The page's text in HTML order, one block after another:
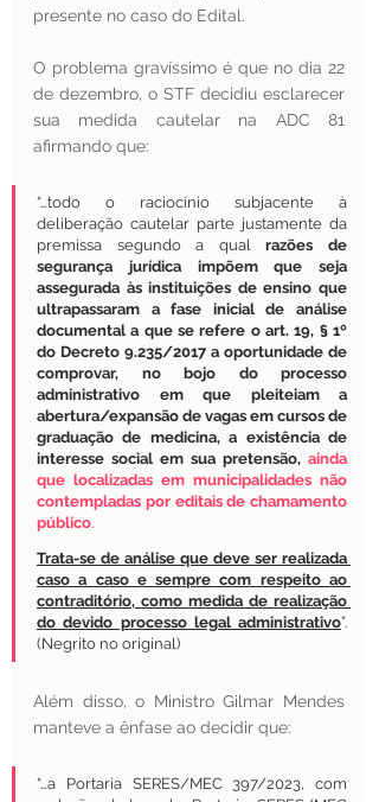
presente no caso do Edital.
O problema gravíssimo é que no dia 22
de dezembro, o STF decidiu esclarecer
sua medida cautelar na ADC 81
afirmando que:
“…todo o raciocínio subjacente à
deliberação cautelar parte justamente da
premissa segundo a qual razões de
segurança jurídica impõem que seja
assegurada às instituições de ensino que
ultrapassaram a fase inicial de análise
documental a que se refere o art. 19, § 1º
do Decreto 9.235/2017 a oportunidade de
comprovar, no bojo do processo
administrativo em que pleiteiam a
abertura/expansão de vagas em cursos de
graduação de medicina, a existência de
interesse social em sua pretensão, ainda
que localizadas em municipalidades não
contempladas por editais de chamamento
público.
Trata-se de análise que deve ser realizada
caso a caso e sempre com respeito ao
contraditório, como medida de realização
do devido processo legal administrativo”.
(Negrito no original)
Além disso, o Ministro Gilmar Mendes
manteve a ênfase ao decidir que:
“…a Portaria SERES/MEC 397/2023, com